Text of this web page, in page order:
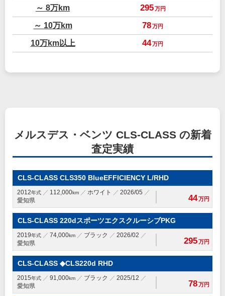
～ 8万km 295 万円
～ 10万km 78万円
10万km以上 44万円
メルスデス・ベンツ CLS-CLASS の新着
査定実績
CLS-CLASS CLS350 BlueEFFICIENCY L/RHD
2012年式 112,000km ホワイト
2026/05
愛知県
44万円
CLS-CLASS 220dスポーツエクスクルーシブPKG
2019年式 74,000km ブラック
2026/02
愛知県
295万円
CLS-CLASS ◆CLS220d RHD
2015年式 91,000km ブラック
2025/12
愛知県
78万円